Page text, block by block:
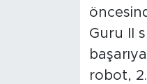
Guru II
robot,
Xinhua Türkiye